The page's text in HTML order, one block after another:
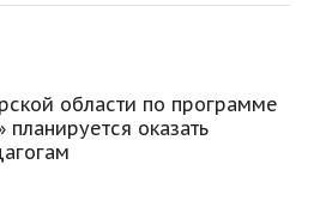
области по программе
планируется оказать